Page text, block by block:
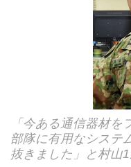
「今ある通信器材
部隊に有用なシステ
抜きました」と村山